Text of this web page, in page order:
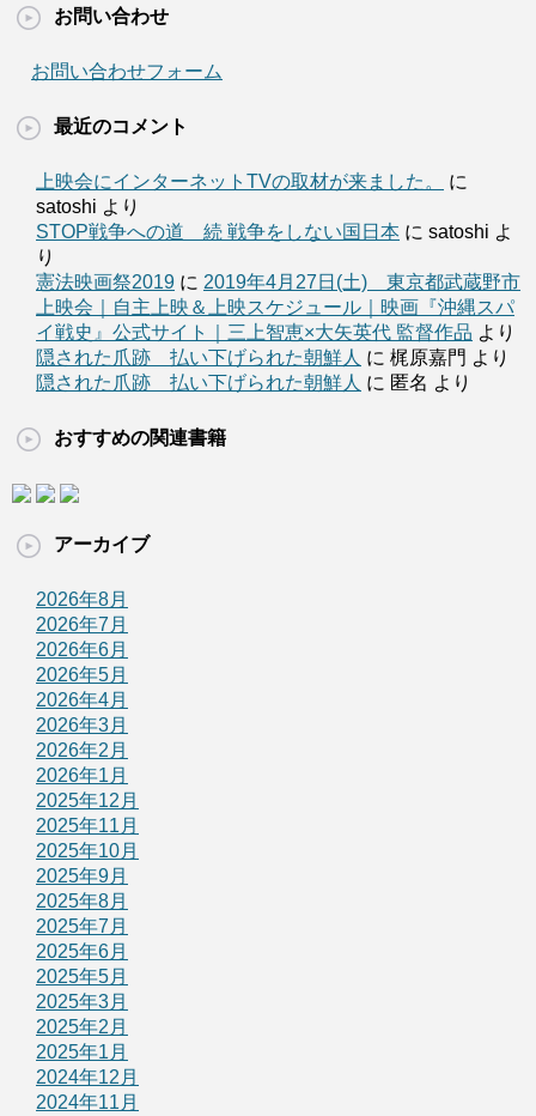
お問い合わせ
お問い合わせフォーム
最近のコメント
上映会にインターネットTVの取材が来ました。
に
satoshi より
STOP戦争への道 続 戦争をしない国日本 に satoshi よ
り
憲法映画祭2019 に 2019年4月27日(土) 東京都武蔵野市
上映会｜自主上映＆上映スケジュール｜映画『沖縄スパ
イ戦史』公式サイト｜三上智恵×大矢英代 監督作品 より
隠された爪跡 払い下げられた朝鮮人 に 梶原嘉門 より
隠された爪跡 払い下げられた朝鮮人 に 匿名 より
おすすめの関連書籍
アーカイブ
2026年8月
2026年7月
2026年6月
2026年5月
2026年4月
2026年3月
2026年2月
2026年1月
2025年12月
2025年11月
2025年10月
2025年9月
2025年8月
2025年7月
2025年6月
2025年5月
2025年3月
2025年2月
2025年1月
2024年12月
2024年11月